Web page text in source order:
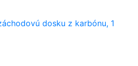
dosku z karbónu, 1